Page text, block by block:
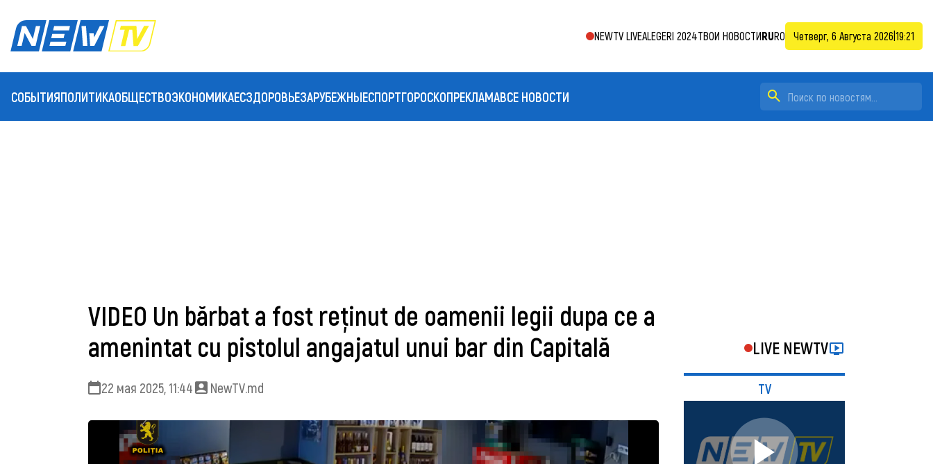
NEWTV LIVEALEGERI 2024ТВОИ НОВОСТИRURO Четверг, 6 Августа 2026 19:21
СОБЫТИЯПОЛИТИКАОБЩЕСТВОЭКОНОМИКАЕСЗДОРОВЬЕЗАРУБЕЖНЫЕСПОРТГОРОСКОПРЕКЛАМАВСЕ НОВОСТИ
VIDEO Un bărbat a fost reţinut de oamenii legii dupa ce a
amenintat cu pistolul angajatul unui bar din Capitală
22 мая 2025, 11:44 NewTV.md
LIVE NEWTV
TV